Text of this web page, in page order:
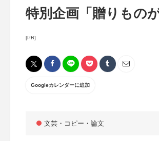
特別企画「贈りもの
[PR]
Googleカレンダーに追加
文芸・コピー・論文